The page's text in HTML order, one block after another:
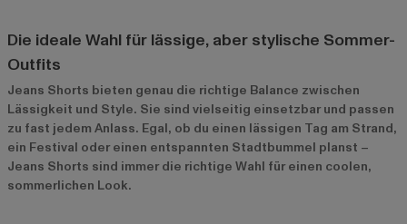
Die ideale Wahl für lässige, aber stylische Sommer-
Outfits
Jeans Shorts bieten genau die richtige Balance zwischen
Lässigkeit und Style. Sie sind vielseitig einsetzbar und passen
zu fast jedem Anlass. Egal, ob du einen lässigen Tag am Strand,
ein Festival oder einen entspannten Stadtbummel planst –
Jeans Shorts sind immer die richtige Wahl für einen coolen,
sommerlichen Look.